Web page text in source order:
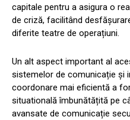
capitale pentru a asigura o
de criză, facilitând
diferite teatre de operațiuni.
Un alt aspect important al
sistemelor de comunicație și
coordonare mai eficientă a
situatională îmbunătățită pe
avansate de comunicație